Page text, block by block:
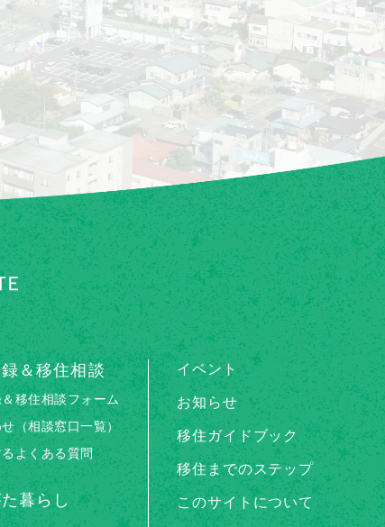
＆移住相談
移住相談フォーム
（相談窓口一覧）
よくある質問
暮らし
イベント
お知らせ
移住ガイドブック
移住までのステップ
このサイトについて